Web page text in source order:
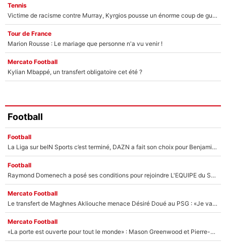
Tennis
Victime de racisme contre Murray, Kyrgios pousse un énorme coup de gueule !
Tour de France
Marion Rousse : Le mariage que personne n'a vu venir !
Mercato Football
Kylian Mbappé, un transfert obligatoire cet été ?
Football
Football
La Liga sur beIN Sports c’est terminé, DAZN a fait son choix pour Benjamin Da Silva et Omar Da Fonseca !
Football
Raymond Domenech a posé ses conditions pour rejoindre L'EQUIPE du Soir : Il refuse de faire l'émission avec un autre chroniqueur !
Mercato Football
Le transfert de Maghnes Akliouche menace Désiré Doué au PSG : «Je valide à 200%»
Mercato Football
«La porte est ouverte pour tout le monde» : Mason Greenwood et Pierre-Emerick Aubameyang ont quitté l'OM, Amine Gouiri balance sur la suite du mercato et sur la réaction du vestiaire !